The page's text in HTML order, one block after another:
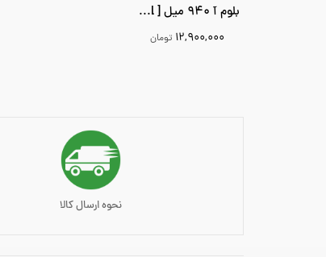
بلوم آ 940 میل [ Bloom A 940 ml]
۱۲,۹۰۰,۰۰۰ تومان
نحوه ارسال کالا